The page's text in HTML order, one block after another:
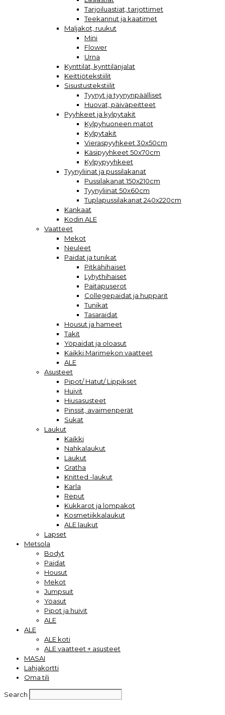
Tarjoiluastiat, tarjottimet
Teekannut ja kaatimet
Maljakot, ruukut
Mini
Flower
Urna
Kynttilät, kynttilänjalat
Keittiötekstiilit
Sisustustekstiilit
Tyynyt ja tyynynpäälliset
Huovat, päiväpeitteet
Pyyhkeet ja kylpytakit
Kylpyhuoneen matot
Kylpytakit
Vieraspyyhkeet 30x50cm
Käsipyyhkeet 50x70cm
Kylpypyyhkeet
Tyynyliinat ja pussilakanat
Pussilakanat 150x210cm
Tyynyliinat 50x60cm
Tuplapussilakanat 240x220cm
Kankaat
Kodin ALE
Vaatteet
Mekot
Neuleet
Paidat ja tunikat
Pitkähihaiset
Lyhythihaiset
Paitapuserot
Collegepaidat ja hupparit
Tunikat
Tasaraidat
Housut ja hameet
Takit
Yöpaidat ja oloasut
Kaikki Marimekon vaatteet
ALE
Asusteet
Pipot/ Hatut/ Lippikset
Huivit
Hiusasusteet
Pinssit, avaimenperät
Sukat
Laukut
Kaikki
Nahkalaukut
Laukut
Gratha
Knitted -laukut
Karla
Reput
Kukkarot ja lompakot
Kosmetiikkalaukut
ALE laukut
Lapset
Metsola
Bodyt
Paidat
Housut
Mekot
Jumpsuit
Yöasut
Pipot ja huivit
ALE
ALE
ALE koti
ALE vaatteet + asusteet
MASAI
Lahjakortti
Oma tili
Search